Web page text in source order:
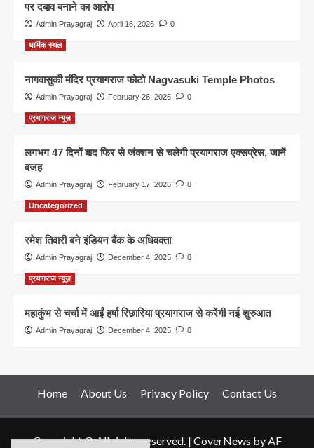
पर दबाव बनाने का आरोप
Admin Prayagraj April 16, 2026 0
धार्मिक स्थल
नागवासुकी मंदिर प्रयागराज फोटो Nagvasuki Temple Photos
Admin Prayagraj February 26, 2026 0
प्रयागराज न्यूज़
लगभग 47 दिनों बाद फिर से जंक्शन से चलेगी प्रयागराज एक्सप्रेस, जानें
वजह
Admin Prayagraj February 17, 2026 0
Uncategorized
रमेश तिवारी बने इंडियन बैंक के अधिवक्ता
Admin Prayagraj December 4, 2025 0
प्रयागराज न्यूज़
महाकुंभ से चर्चा में आईं हर्षा रिछारिया प्रयागराज से करेंगी नई शुरुआत
Admin Prayagraj December 4, 2025 0
Home About Us Privacy Policy Contact Us
Copyright © All rights reserved. | CoverNews by AF